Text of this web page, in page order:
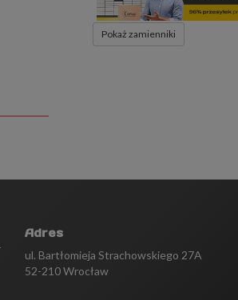
Pokaż zamienniki
Adres
ul. Bartłomieja Strachowskiego 27A
52-210 Wrocław